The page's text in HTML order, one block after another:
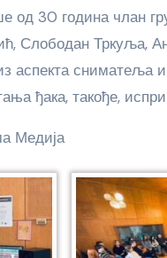
од 30 година члан
Слободан Тркуља,
аспекта сниматеља
ђака, такође,
Медија